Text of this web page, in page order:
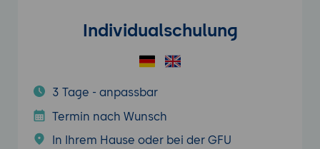
Individualschulung
3 Tage - anpassbar
Termin nach Wunsch
In Ihrem Hause oder bei der GFU